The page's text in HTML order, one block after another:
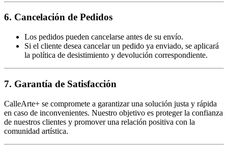
6. Cancelación de Pedidos
Los pedidos pueden cancelarse antes de su envío.
Si el cliente desea cancelar un pedido ya enviado, se aplicará
la política de desistimiento y devolución correspondiente.
7. Garantía de Satisfacción
CalleArte+ se compromete a garantizar una solución justa y rápida
en caso de inconvenientes. Nuestro objetivo es proteger la confianza
de nuestros clientes y promover una relación positiva con la
comunidad artística.